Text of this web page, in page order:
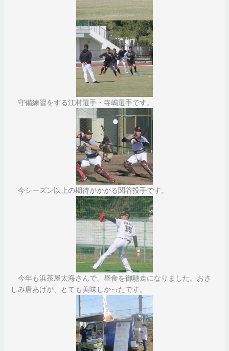
守備練習をする江村選手・寺嶋選手です。
今シーズン以上の期待がかかる関谷投手です。
今年も浜茶屋太海さんで、昼食を御馳走になりました。おさ
しみ唐あげが、とても美味しかったです。